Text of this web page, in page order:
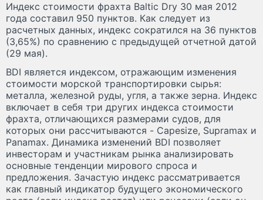
Индекс стоимости фрахта Baltic Dry 30 мая 2012
года составил 950 пунктов. Как следует из
расчетных данных, индекс сократился на 36 пунктов
(3,65%) по сравнению с предыдущей отчетной датой
(29 мая).
BDI является индексом, отражающим изменения
стоимости морской транспортировки сырья:
металла, железной руды, угля, а также зерна. Индекс
включает в себя три других индекса стоимости
фрахта, отличающихся размерами судов, для
которых они рассчитываются - Capesize, Supramax и
Panamax. Динамика изменений BDI позволяет
инвесторам и участникам рынка анализировать
основные тенденции мирового спроса и
предложения. Зачастую индекс рассматривается
как главный индикатор будущего экономического